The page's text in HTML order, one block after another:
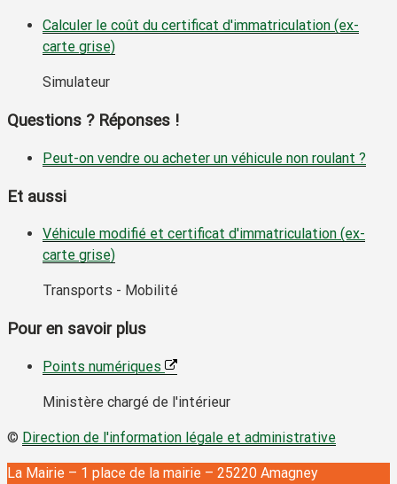
Calculer le coût du certificat d'immatriculation (ex-
carte grise)
Simulateur
Questions ? Réponses !
Peut-on vendre ou acheter un véhicule non roulant ?
Et aussi
Véhicule modifié et certificat d'immatriculation (ex-
carte grise)
Transports - Mobilité
Pour en savoir plus
Points numériques
Ministère chargé de l'intérieur
© Direction de l'information légale et administrative
La Mairie – 1 place de la mairie – 25220 Amagney